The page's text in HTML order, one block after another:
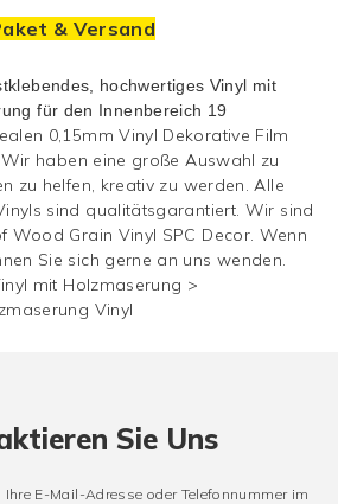
& Versand
0,15mm Vinyl Dekorative Film
haben eine große Auswahl zu
zu helfen, kreativ zu werden. Alle
sind qualitätsgarantiert. Wir sind
Wood Grain Vinyl SPC Decor. Wenn
Sie sich gerne an uns wenden.
mit Holzmaserung >
Vinyl
Sie Uns
E-Mail-Adresse oder Telefonnummer im